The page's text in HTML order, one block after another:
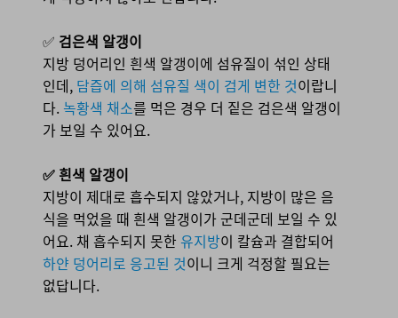
✅ 검은색 알갱이
지방 덩어리인 흰색 알갱이에 섬유질이 섞인 상태
인데, 담즙에 의해 섬유질 색이 검게 변한 것이랍니
다.녹황색 채소를 먹은 경우 더 짙은 검은색 알갱이
가 보일 수 있어요.
✅ 흰색 알갱이
지방이 제대로 흡수되지 않았거나, 지방이 많은 음
식을 먹었을 때 흰색 알갱이가 군데군데 보일 수 있
어요. 채 흡수되지 못한 유지방이 칼슘과 결합되어
하얀 덩어리로 응고된 것이니 크게 걱정할 필요는
없답니다.